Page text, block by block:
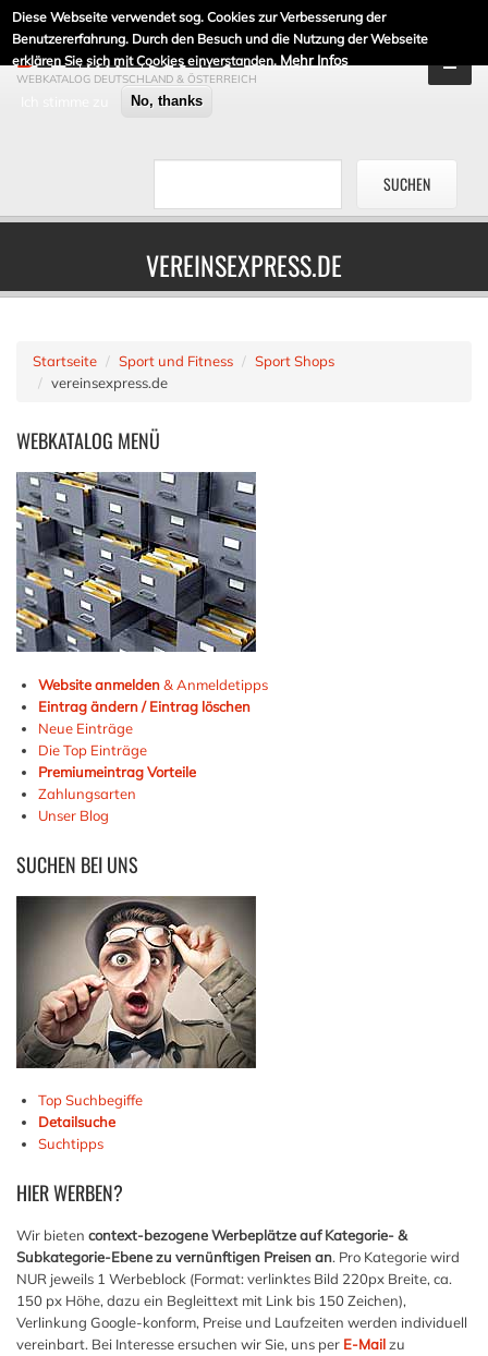
Diese Webseite verwendet sog. Cookies zur Verbesserung der
Benutzererfahrung. Durch den Besuch und die Nutzung der Webseite
erklären Sie sich mit Cookies einverstanden. Mehr Infos
No, thanks
DE-LINKLISTE.DE
WEBKATALOG DEUTSCHLAND & ÖSTERREICH
VEREINSEXPRESS.DE
Startseite Sport und Fitness
Sport Shops
vereinsexpress.de
WEBKATALOG MENÜ
Website anmelden& Anmeldetipps
Eintrag ändern / Eintrag löschen
Neue Einträge
Die Top Einträge
Premiumeintrag Vorteile
Zahlungsarten
Unser Blog
SUCHEN BEI UNS
Top Suchbegiffe
Detailsuche
Suchtipps
HIERWERBEN?
Wir bieten context-bezogene Werbeplätze auf Kategorie- &
Subkategorie-Ebene zu vernünftigen Preisen an. Pro Kategorie wird
NUR jeweils 1 Werbeblock (Format: verlinktes Bild 220px Breite, ca.
150 px Höhe, dazu ein Begleittext mit Link bis 150 Zeichen),
Verlinkung Google-konform, Preise und Laufzeiten werden individuell
vereinbart. Bei Interesse ersuchen wir Sie, uns per E-Mailzu